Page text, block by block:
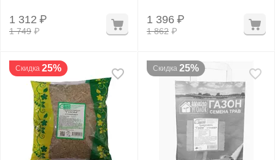
1 749 ₽
1 312 ₽
1 862 ₽
1 396 ₽
Скидка 25% Скидка 25%